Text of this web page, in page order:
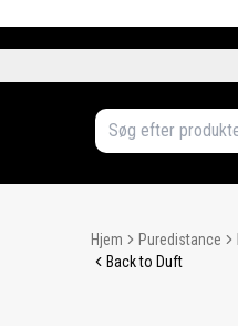
Hjem Puredistance
Back to Duft